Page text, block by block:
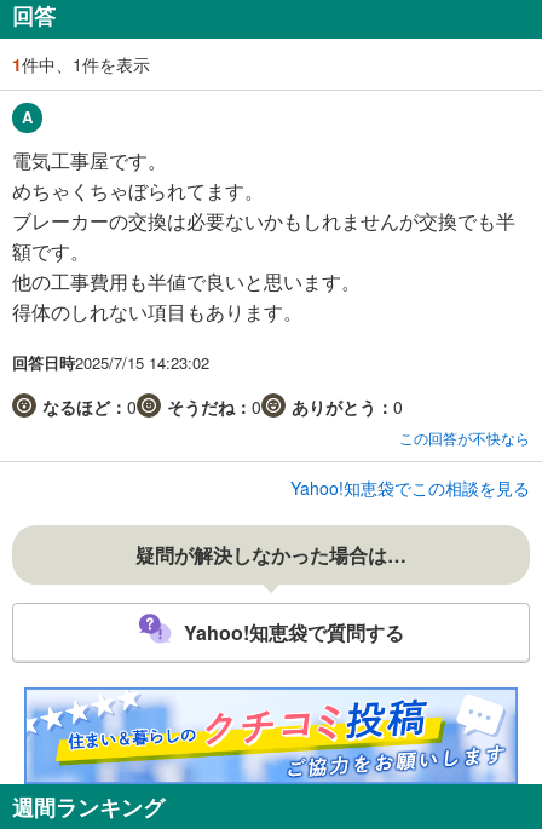
回答
1件中、1件を表示
電気工事屋です。
めちゃくちゃぼられてます。
ブレーカーの交換は必要ないかもしれませんが交換でも半
額です。
他の工事費用も半値で良いと思います。
得体のしれない項目もあります。
回答日時2025/7/15 14:23:02
なるほど： 0 そうだね： 0 ありがとう： 0
この回答が不快なら
Yahoo!知恵袋でこの相談を見る
疑問が解決しなかった場合は…
Yahoo!知恵袋で質問する
週間ランキング